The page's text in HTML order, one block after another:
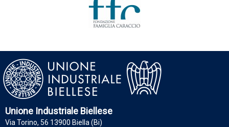
Unione Industriale Biellese
Via Torino, 56 13900 Biella (Bi)